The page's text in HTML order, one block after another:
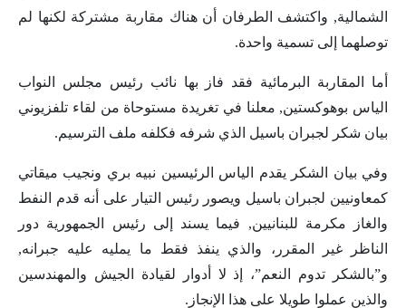
الشمالية, واكتشف الطرفان أن هناك مقاربة مشتركة لكنها لم
توصلهما إلى تسمية واحدة.
أما المقاربة البرمائية فقد فاز بها نائب رئيس مجلس النواب
الياس بوهوكستين, معلنا في تغريدة مستوحاة من لقاء تلفزيوني
بيان شكر لجبران باسيل الذي شرفه فكلفه ملف الترسيم.
وفي بيان الشكر يقدم الياس الرئيسين نبيه بري ونجيب ميقاتي
كمعاونيين لجبران باسيل ويصور رئيس التيار على أنه قدم النفط
والغاز مكرمة للبنانيين, فيما يسند إلى رئيس الجمهورية دور
الناظر غير المقرر، والذي ينفذ فقط ما يمليه عليه جبرانه,
و”بالشكر تدوم النعم”، إذ لا أدوار لقيادة الجيش والمهندسين
والذين عملوا طويلا على هذا الإنجاز.